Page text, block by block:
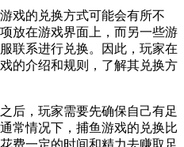
戏的兑换方式可能会有所不
放在游戏界面上，而另一些游
联系进行兑换。因此，玩家在
的介绍和规则，了解其兑换方
后，玩家需要先确保自己有足
常情况下，捕鱼游戏的兑换比